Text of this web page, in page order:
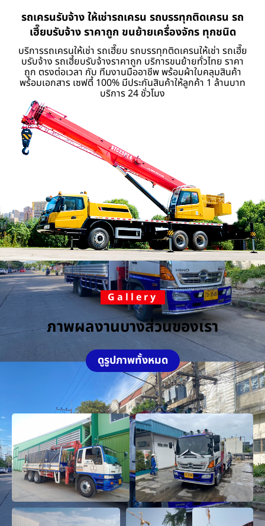
รถเครนรับจ้าง ให้เช่ารถเครน รถบรรทุกติดเครน รถ
เฮี๊ยบรับจ้าง ราคาถูก ขนย้ายเครื่องจักร ทุกชนิด
บริการรถเครนให้เช่า รถเฮี๊ยบ รถบรรทุกติดเครนให้เช่า รถเฮี๊ย
บรับจ้าง รถเฮี้ยบรับจ้างราคาถูก บริการขนย้ายทั่วไทย ราคา
ถูก ตรงต่อเวลา กับ ทีมงานมืออาชีพ พร้อมผ้าใบคลุมสินค้า
พร้อมเอกสาร เซฟตี้ 100% มีประกันสินค้าให้ลูกค้า 1 ล้านบาท
บริการ 24 ชั่วโมง
Gallery
ภาพผลงานบางส่วนของเรา
ดูรูปภาพทั้งหมด